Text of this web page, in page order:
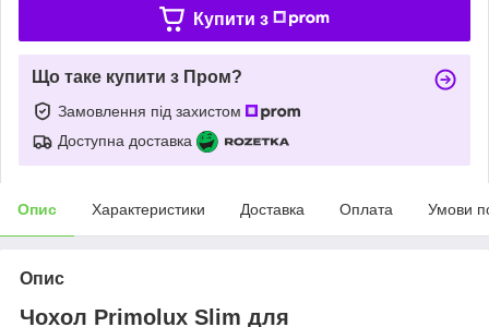
Купити з
Що таке купити з Пром?
Замовлення під захистом
Доступна доставка
Опис Характеристики Доставка Оплата Умови
Опис
Чохол Primolux Slim для